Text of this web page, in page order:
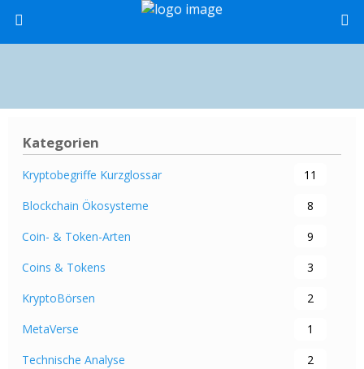
Kategorien
Kryptobegriffe Kurzglossar 11
Blockchain Ökosysteme 8
Coin- & Token-Arten 9
Coins & Tokens 3
KryptoBörsen 2
MetaVerse 1
Technische Analyse 2